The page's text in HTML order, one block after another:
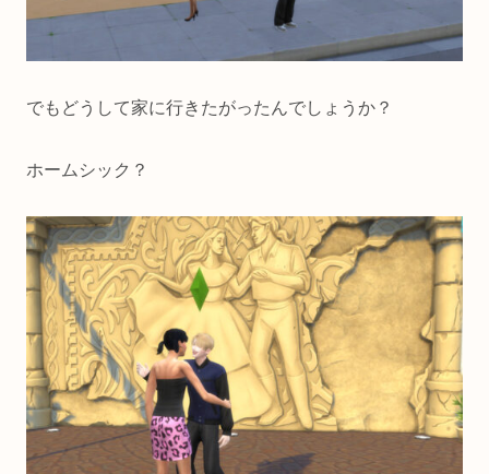
でもどうして家に行きたがったんでしょうか？
ホームシック？